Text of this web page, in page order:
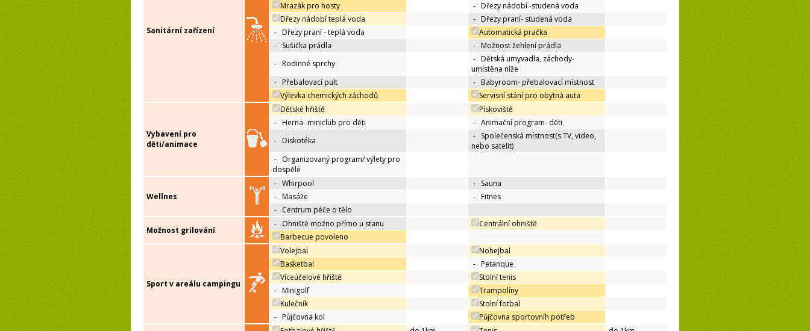
Sanitární zařízení
Mrazák pro hosty
- Dřezy nádobí -studená voda
Dřezy nádobí teplá voda
- Dřezy praní- studená voda
- Dřezy praní - teplá voda
Automatická pračka
- Sušička prádla - Možnost žehlení prádla
- Rodinné sprchy - Dětská umyvadla, záchody-
umístěna níže
- Přebalovací pult - Babyroom- přebalovací místnost
Výlevka chemických záchodů
Servisní stání pro obytná auta
Vybavení pro
děti/animace
Dětské hřiště
Pískoviště
- Herna- miniclub pro děti - Animační program- děti
- Diskotéka - Společenská místnost(s TV, video,
nebo satelit)
- Organizovaný program/ výlety pro
dospělé
Wellnes
- Whirpool - Sauna
- Masáže - Fitnes
- Centrum péče o tělo
Možnost grilování
- Ohniště možno přímo u stanu
Centrální ohniště
Barbecue povoleno
Sport v areálu campingu
Volejbal
Nohejbal
Basketbal
- Petanque
Víceúčelové hřiště
Stolní tenis
- Minigolf
Trampolíny
Kulečník
Stolní fotbal
- Půjčovna kol
Půjčovna sportovníh potřeb